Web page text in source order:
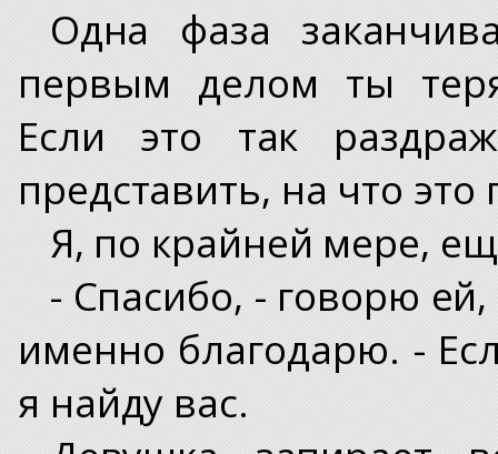
Одна фаза
первым делом ты
Если это так
представить, на что
Я, по крайней мере,
- Спасибо, - говорю
именно благодарю. -
я найду вас.